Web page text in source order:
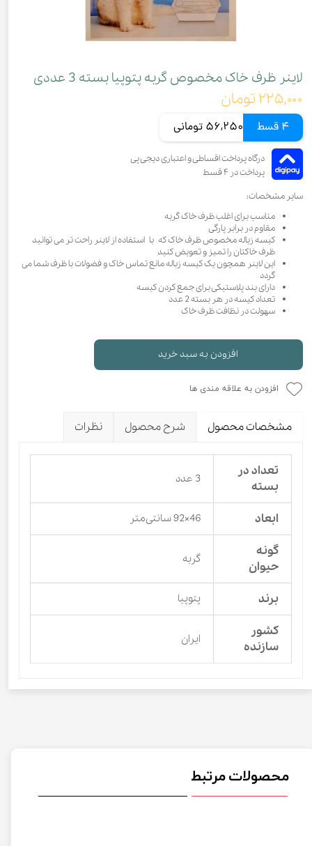
لاینر ظرف خاک مخصوص گربه پتوپیا بسته 3 عددی
۲۲۵,۰۰۰ تومان
4 قسط 56,250 تومانی
سایر مشخصات:
مناسب برای اغلب ظرف خاک گربه
مقاوم در برابر پارگی
کیسه زباله مخصوص ظرف خاک که با استفاده از لاینر راحت تر می توانید
ظرف خاکتان را تمیز و تعویض کنید
این لاینر همچون یک کیسه زباله مانع تماس خاک و فضولات با ظرف شما می
گردد
دارای بند پلاستیکی برای جمع کردن کیسه
تعداد کیسه در هر بسته 2 عدد
سهولت در نظافت ظرف خاک
افزودن به سبد خرید
افزودن به علاقه مندی ها
مشخصات محصول شرح محصول نظرات
تعداد در
بسته
3 عدد
ابعاد 46×92 سانتی‌متر
گونه
حیوان
گربه
برند پتوپیا
کشور
سازنده
ایران
محصولات مرتبط